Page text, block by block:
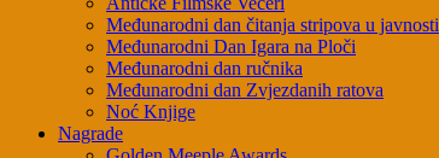
Međunarodni dan čitanja stripova u javnosti
Međunarodni Dan Igara na Ploči
Međunarodni dan ručnika
Međunarodni dan Zvjezdanih ratova
Noć Knjige
Nagrade